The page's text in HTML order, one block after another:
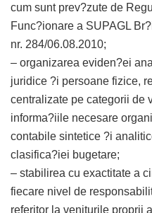
cum sunt prev?zute de
Func?ionare a SUPAGL
nr. 284/06.08.2010;
– organizarea eviden?ei
juridice ?i persoane fizice,
centralizate pe categorii de
informa?iile necesare
contabile sintetice ?i
clasifica?iei bugetare;
– stabilirea cu exactitate a
fiecare nivel de
referitor la veniturile proprii